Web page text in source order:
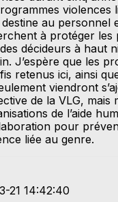
violences
au personnel
à protéger les
décideurs à haut
J’espère que les
retenus ici, ainsi
viendront
de la VLG, mais
de l’aide
pour
liée au genre.
21 14:42:40